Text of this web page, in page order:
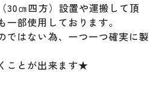
30㎝四方）設置や運搬して頂
一部使用しております。
ではない為、一つ一つ確実に製
ことが出来ます★